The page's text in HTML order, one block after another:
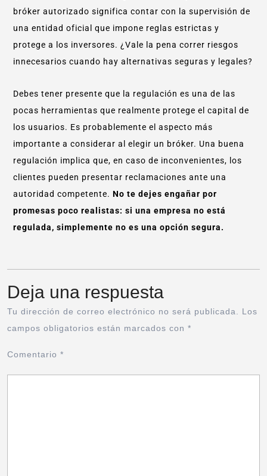
bróker autorizado significa contar con la supervisión de
una entidad oficial que impone reglas estrictas y
protege a los inversores. ¿Vale la pena correr riesgos
innecesarios cuando hay alternativas seguras y legales?
Debes tener presente que la regulación es una de las
pocas herramientas que realmente protege el capital de
los usuarios. Es probablemente el aspecto más
importante a considerar al elegir un bróker. Una buena
regulación implica que, en caso de inconvenientes, los
clientes pueden presentar reclamaciones ante una
autoridad competente. No te dejes engañar por
promesas poco realistas: si una empresa no está
regulada, simplemente no es una opción segura.
Deja una respuesta
Tu dirección de correo electrónico no será publicada.
Los
campos obligatorios están marcados con *
Comentario *